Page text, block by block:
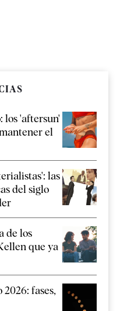
los 'aftersun'
el
las
del siglo
de los
que ya
fases,